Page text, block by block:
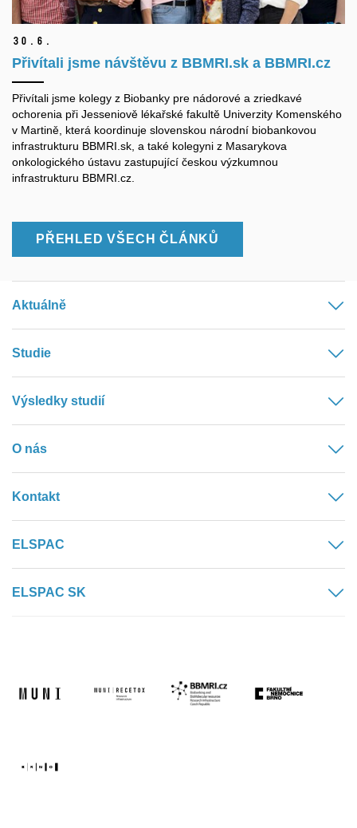
30. 6.
Přivítali jsme návštěvu z BBMRI.sk a BBMRI.cz
Přivítali jsme kolegy z Biobanky pre nádorové a zriedkavé
ochorenia při Jesseniově lékařské fakultě Univerzity Komenského
v Martině, která koordinuje slovenskou národní biobankovou
infrastrukturu BBMRI.sk, a také kolegyni z Masarykova
onkologického ústavu zastupující českou výzkumnou
infrastrukturu BBMRI.cz.
PŘEHLED VŠECH ČLÁNKŮ
Aktuálně
Studie
Výsledky studií
O nás
Kontakt
ELSPAC
ELSPAC SK